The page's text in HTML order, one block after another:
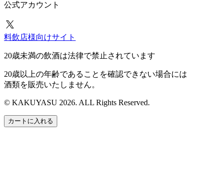
公式アカウント
料飲店様向けサイト
20歳未満の飲酒は法律で禁止されています
20歳以上の年齢であることを確認できない場合には
酒類を販売いたしません。
© KAKUYASU 2026. ALL Rights Reserved.
カートに入れる